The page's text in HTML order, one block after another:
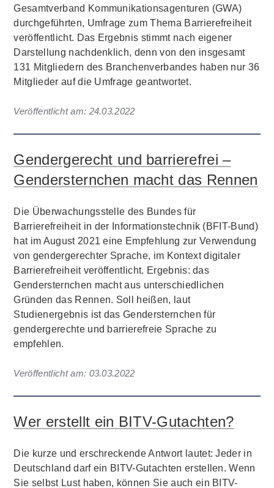
Gesamtverband Kommunikationsagenturen (GWA)
durchgeführten, Umfrage zum Thema Barrierefreiheit
veröffentlicht. Das Ergebnis stimmt nach eigener
Darstellung nachdenklich, denn von den insgesamt
131 Mitgliedern des Branchenverbandes haben nur 36
Mitglieder auf die Umfrage geantwortet.
Veröffentlicht am: 24.03.2022
Gendergerecht und barrierefrei –
Gendersternchen macht das Rennen
Die Überwachungsstelle des Bundes für
Barrierefreiheit in der Informationstechnik (BFIT-Bund)
hat im August 2021 eine Empfehlung zur Verwendung
von gendergerechter Sprache, im Kontext digitaler
Barrierefreiheit veröffentlicht. Ergebnis: das
Gendersternchen macht aus unterschiedlichen
Gründen das Rennen. Soll heißen, laut
Studienergebnis ist das Gendersternchen für
gendergerechte und barrierefreie Sprache zu
empfehlen.
Veröffentlicht am: 03.03.2022
Wer erstellt ein BITV-Gutachten?
Die kurze und erschreckende Antwort lautet: Jeder in
Deutschland darf ein BITV-Gutachten erstellen. Wenn
Sie selbst Lust haben, können Sie auch ein BITV-